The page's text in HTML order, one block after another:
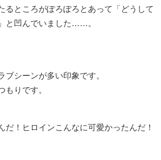
るところがぽろぽろとあって「どうして
と凹んでいました……。
シーンが多い印象です。
りです。
！ヒロインこんなに可愛かったんだ！